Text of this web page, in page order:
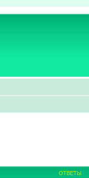
ОТВЕТЫ